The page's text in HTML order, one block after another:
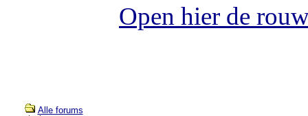
Open hier de
Alle forums